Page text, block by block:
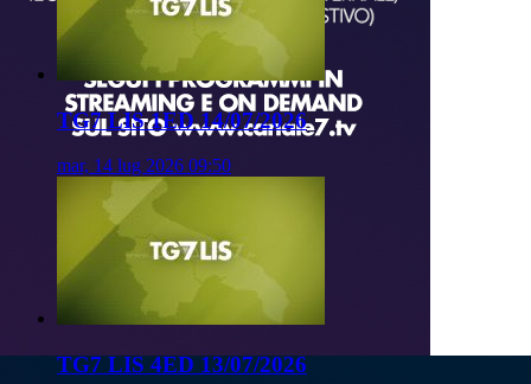
TG7 LIS 1ED 14/07/2026
mar, 14 lug 2026 09:50
TG7 LIS 4ED 13/07/2026